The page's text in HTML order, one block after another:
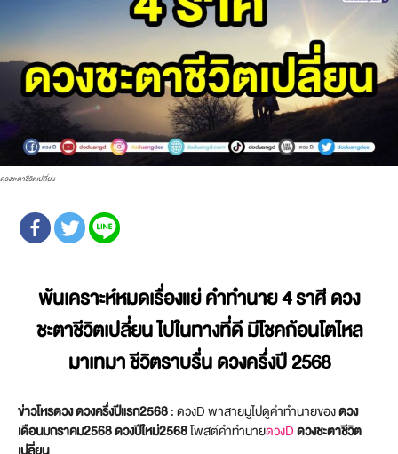
ดวงชะตาชีวิตเปลี่ยน
พ้นเคราะห์หมดเรื่องแย่ คำทำนาย 4 ราศี ดวง
ชะตาชีวิตเปลี่ยน ไปในทางที่ดี มีโชคก้อนโตไหล
มาเทมา ชีวิตราบรื่น ดวงครึ่งปี 2568
ข่าวโหรดวง ดวงครึ่งปีแรก2568: ดวงD พาสายมูไปดูคำทำนายของดวง
เดือนมกราคม2568ดวงปีใหม่2568โพสต์คำทำนายดวงDดวงชะตาชีวิต